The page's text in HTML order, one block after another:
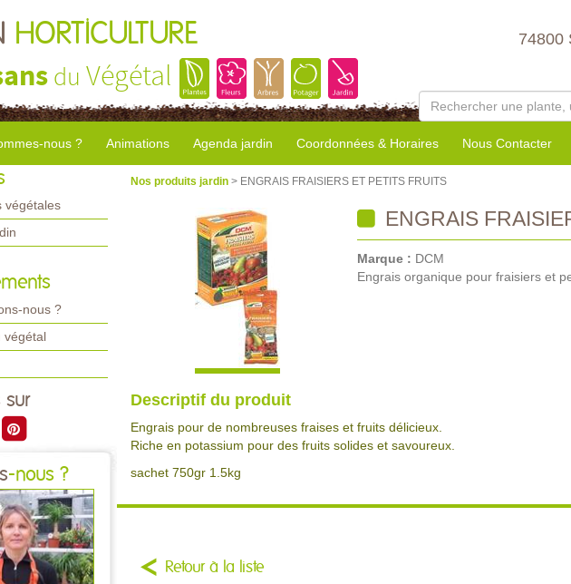
HORTICULTURE
du Végétal
74800
nous ? Animations Agenda jardin Coordonnées & Horaires Nous Contacter
végétales
nous ?
végétal
sur
-nous ?
Nos produits jardin > ENGRAIS FRAISIERS ET PETITS FRUITS
ENGRAIS
Marque : DCM
Engrais organique pour fraisiers et
Descriptif du produit
Engrais pour de nombreuses fraises et fruits délicieux.
Riche en potassium pour des fruits solides et savoureux.
sachet 750gr 1.5kg
Retour à la liste